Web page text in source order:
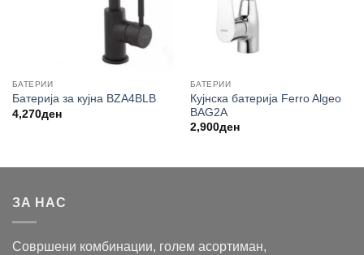
БАТЕРИИ
Батерија за кујна BZA4BLB
4,270ден
БАТЕРИИ
Кујнска батерија Ferro Algeo
BAG2A
2,900ден
ЗА НАС
Совршени комбинации, голем асортиман,